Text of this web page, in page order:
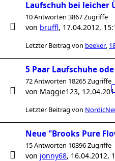
Laufschuh bei leicher
10 Antworten 3867 Zugriffe
von bruffl, 17.04.2012,
Letzter Beitrag von beeker,
5 Paar Laufschuhe
72 Antworten 18265 Zugriffe
von Maggie123,
Letzter Beitrag von
Neue "Brooks Pure
15 Antworten 10396 Zugriffe
von jonny68, 16.04.2012,